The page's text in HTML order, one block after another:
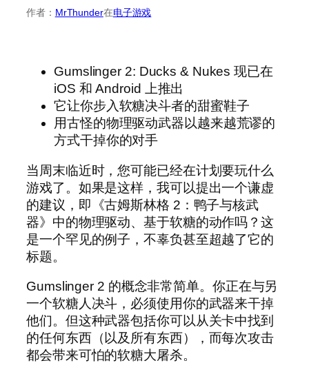
作者： MrThunder在电子游戏
Gumslinger 2: Ducks & Nukes 现已在
iOS 和 Android 上推出
它让你步入软糖决斗者的甜蜜鞋子
用古怪的物理驱动武器以越来越荒谬的
方式干掉你的对手
当周末临近时，您可能已经在计划要玩什么
游戏了。如果是这样，我可以提出一个谦虚
的建议，即《古姆斯林格 2：鸭子与核武
器》中的物理驱动、基于软糖的动作吗？这
是一个罕见的例子，不辜负甚至超越了它的
标题。
Gumslinger 2 的概念非常简单。你正在与另
一个软糖人决斗，必须使用你的武器来干掉
他们。但这种武器包括你可以从关卡中找到
的任何东西（以及所有东西），而每次攻击
都会带来可怕的软糖大屠杀。